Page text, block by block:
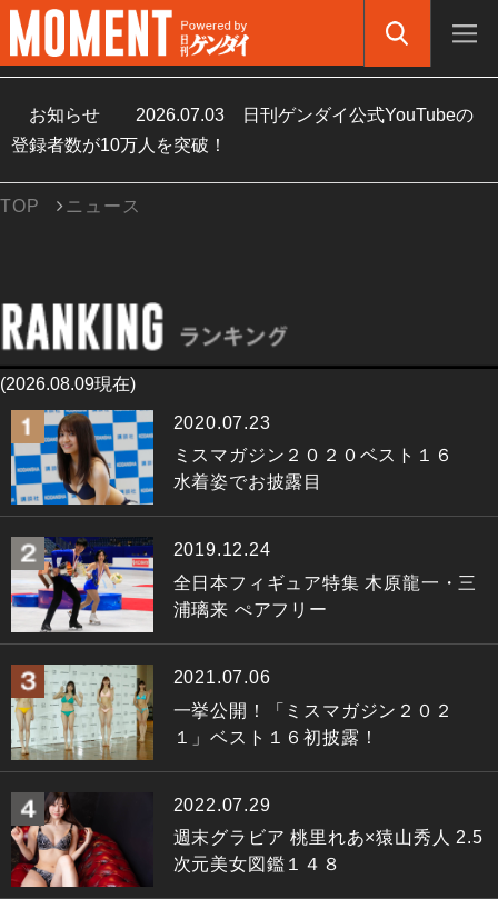
お知らせ 2026.07.03
日刊ゲンダイ公式YouTubeの
登録者数が10万人を突破！
TOP ニュース
(2026.08.09現在)
2020.07.23
ミスマガジン２０２０ベスト１６
水着姿でお披露目
2019.12.24
全日本フィギュア特集 木原龍一・三
浦璃来 ぺアフリー
2021.07.06
一挙公開！「ミスマガジン２０２
１」ベスト１６初披露！
2022.07.29
週末グラビア 桃里れあ×猿山秀人 2.5
次元美女図鑑１４８